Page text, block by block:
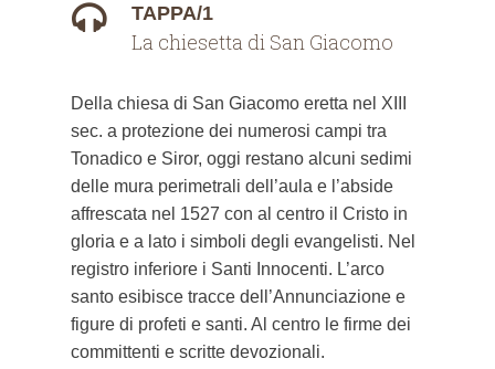
TAPPA/1
La chiesetta di San Giacomo
Della chiesa di San Giacomo eretta nel XIII
sec. a protezione dei numerosi campi tra
Tonadico e Siror, oggi restano alcuni sedimi
delle mura perimetrali dell’aula e l’abside
affrescata nel 1527 con al centro il Cristo in
gloria e a lato i simboli degli evangelisti. Nel
registro inferiore i Santi Innocenti. L’arco
santo esibisce tracce dell’Annunciazione e
figure di profeti e santi. Al centro le firme dei
committenti e scritte devozionali.